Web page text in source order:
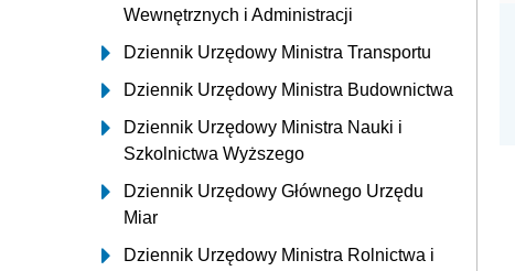
Wewnętrznych i Administracji
Dziennik Urzędowy Ministra Transportu
Dziennik Urzędowy Ministra Budownictwa
Dziennik Urzędowy Ministra Nauki i
Szkolnictwa Wyższego
Dziennik Urzędowy Głównego Urzędu
Miar
Dziennik Urzędowy Ministra Rolnictwa i